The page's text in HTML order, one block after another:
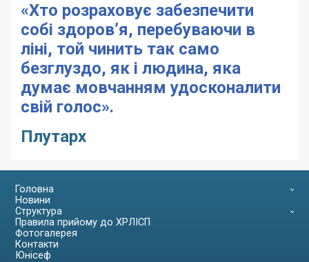
«Хто розраховує забезпечити
собі здоров’я, перебуваючи в
ліні, той чинить так само
безглуздо, як і людина, яка
думає мовчанням удосконалити
свій голос».
Плутарх
Головна
Новини
Структура
Правила прийому до ХРЛІСП
Фотогалерея
Контакти
Юнісеф